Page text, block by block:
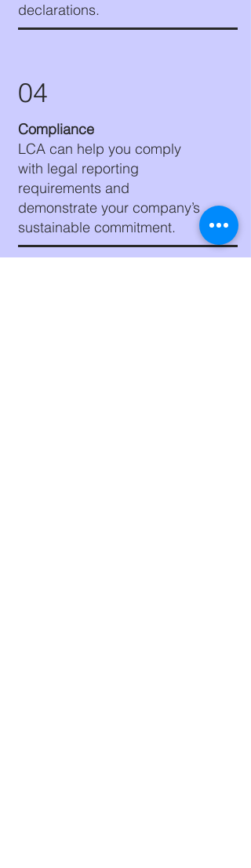
declarations.
04
Compliance
LCA can help you comply
with legal reporting
requirements and
demonstrate your company’s
sustainable commitment.